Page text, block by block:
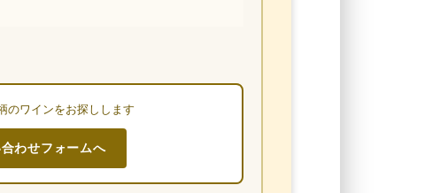
のワインをお探しします
わせフォームへ